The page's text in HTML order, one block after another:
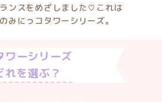
ンスをめざしました♡これは
みにっコタワーシリーズ。
ワーシリーズ
れを選ぶ？